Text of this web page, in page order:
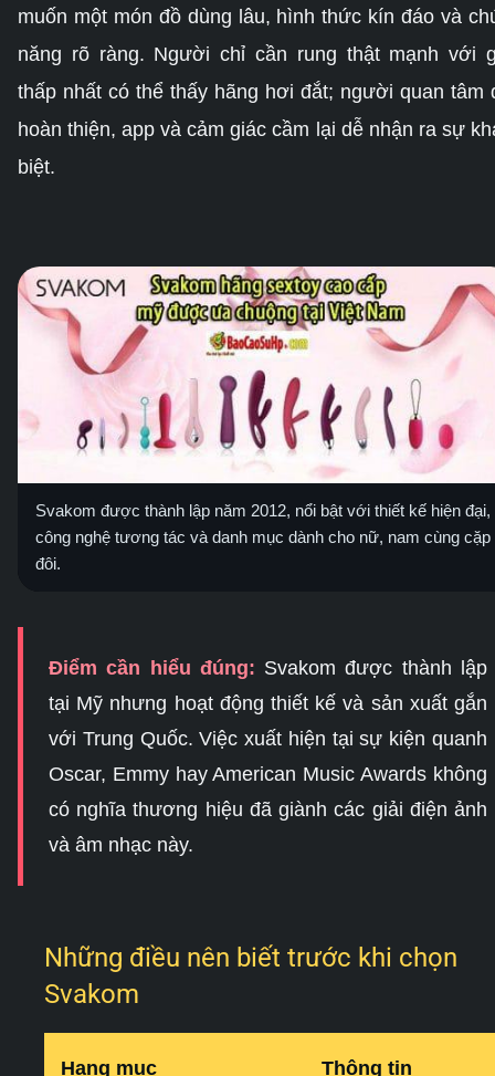
muốn một món đồ dùng lâu, hình thức kín đáo và
năng rõ ràng. Người chỉ cần rung thật mạnh với
thấp nhất có thể thấy hãng hơi đắt; người quan tâm
hoàn thiện, app và cảm giác cầm lại dễ nhận ra sự
biệt.
Svakom được thành lập năm 2012, nổi bật với thiết kế hiện đại,
công nghệ tương tác và danh mục dành cho nữ, nam cùng cặp
đôi.
Điểm cần hiểu đúng: Svakom được thành lập
tại Mỹ nhưng hoạt động thiết kế và sản xuất gắn
với Trung Quốc. Việc xuất hiện tại sự kiện quanh
Oscar, Emmy hay American Music Awards không
có nghĩa thương hiệu đã giành các giải điện ảnh
và âm nhạc này.
Những điều nên biết trước khi chọn
Svakom
Hạng mục Thông tin